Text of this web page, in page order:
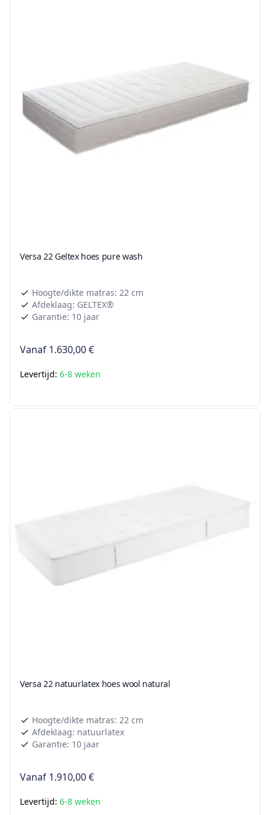
Versa 22 Geltex hoes pure wash
Hoogte/dikte matras: 22 cm
Afdeklaag: GELTEX®
Garantie: 10 jaar
Vanaf 1.630,00 €
Levertijd: 6-8 weken
Versa 22 natuurlatex hoes wool natural
Hoogte/dikte matras: 22 cm
Afdeklaag: natuurlatex
Garantie: 10 jaar
Vanaf 1.910,00 €
Levertijd: 6-8 weken